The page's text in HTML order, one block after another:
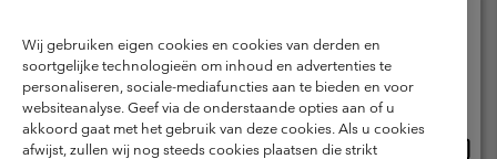
Gebruiksvoorwaarden
Verkoopvoorwaarden
Garantie
Privacybeleid
Gebruiksvoorwaarden voor lidmaatschap
Voorwaarden voor door gebruikers gegenereerde inhoud
Impressum
Wij gebruiken eigen cookies en cookies van derden en
soortgelijke technologieën om inhoud en advertenties te
personaliseren, sociale-mediafuncties aan te bieden en voor
websiteanalyse. Geef via de onderstaande opties aan of u
akkoord gaat met het gebruik van deze cookies. Als u cookies
afwijst, zullen wij nog steeds cookies plaatsen die strikt
Selecteer je verzendlocatie en taal
Online shoppen beschikbaar
United States